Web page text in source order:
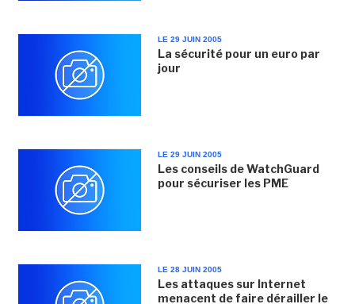
LE 29 JUIN 2005
La sécurité pour un euro par
jour
LE 29 JUIN 2005
Les conseils de WatchGuard
pour sécuriser les PME
LE 28 JUIN 2005
Les attaques sur Internet
menacent de faire dérailler le